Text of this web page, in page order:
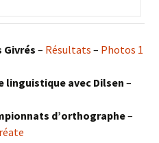
Givrés– Résultats – Photos 1
linguistique avec Dilsen –
d’orthographe–